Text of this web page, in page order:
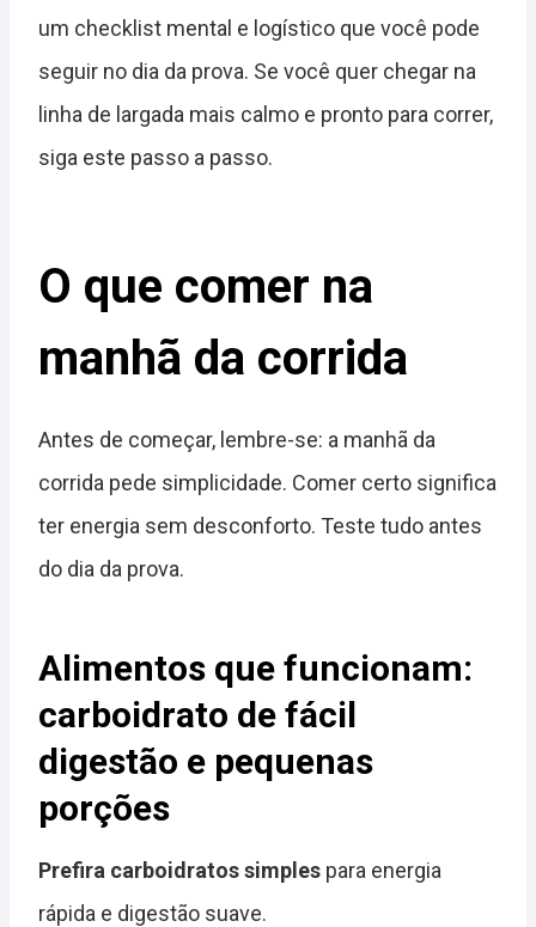
um checklist mental e logístico que você pode
seguir no dia da prova. Se você quer chegar na
linha de largada mais calmo e pronto para correr,
siga este passo a passo.
O que comer na
manhã da corrida
Antes de começar, lembre-se: a manhã da
corrida pede simplicidade. Comer certo significa
ter energia sem desconforto. Teste tudo antes
do dia da prova.
Alimentos que funcionam:
carboidrato de fácil
digestão e pequenas
porções
Prefira carboidratos simples para energia
rápida e digestão suave.